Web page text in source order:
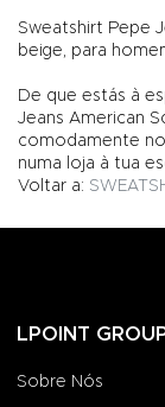
Sweatshirt Pepe
beige, para
De que estás à
Jeans American
comodamente
numa loja à tua
Voltar a:
LPOINT
Sobre Nós